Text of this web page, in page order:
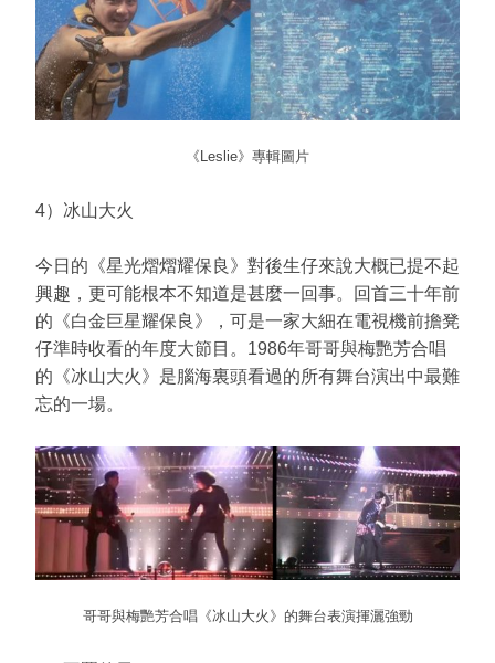
《Leslie》專輯圖片
4）冰山大火
今日的《星光熠熠耀保良》對後生仔來說大概已提不起
興趣，更可能根本不知道是甚麼一回事。回首三十年前
的《白金巨星耀保良》，可是一家大細在電視機前擔凳
仔準時收看的年度大節目。1986年哥哥與梅艷芳合唱
的《冰山大火》是腦海裏頭看過的所有舞台演出中最難
忘的一場。
哥哥與梅艷芳合唱《冰山大火》的舞台表演揮灑強勁